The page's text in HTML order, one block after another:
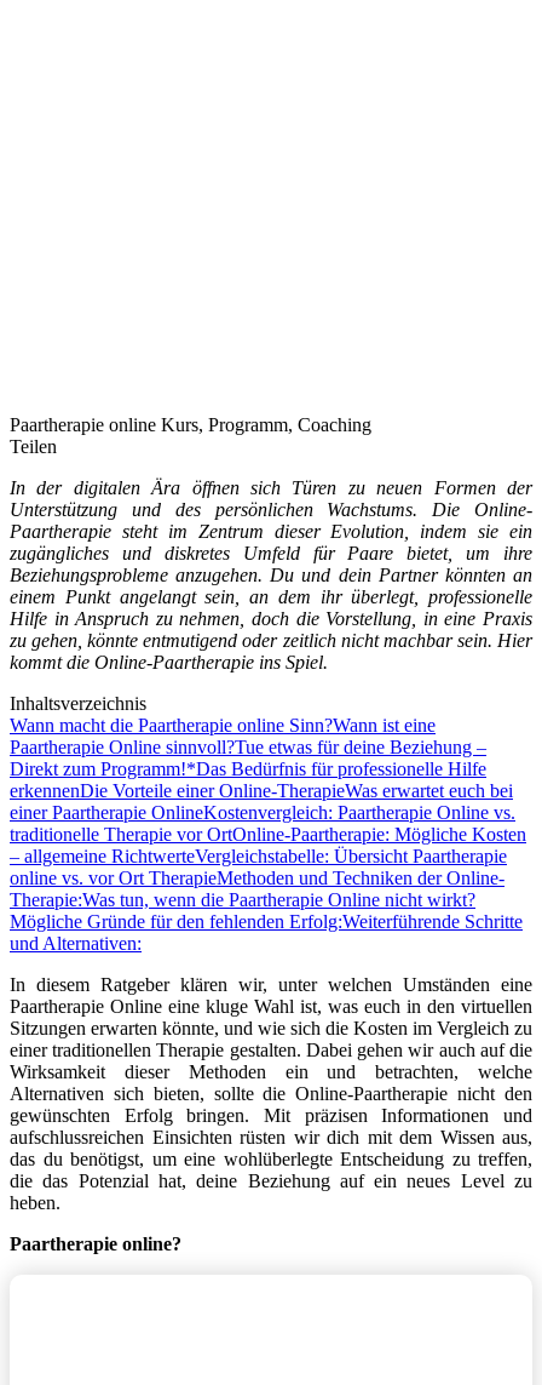
Paartherapie online Kurs, Programm, Coaching
Teilen
In der digitalen Ära öffnen sich Türen zu neuen Formen der
Unterstützung und des persönlichen Wachstums. Die Online-
Paartherapie steht im Zentrum dieser Evolution, indem sie ein
zugängliches und diskretes Umfeld für Paare bietet, um ihre
Beziehungsprobleme anzugehen. Du und dein Partner könnten an
einem Punkt angelangt sein, an dem ihr überlegt, professionelle
Hilfe in Anspruch zu nehmen, doch die Vorstellung, in eine Praxis
zu gehen, könnte entmutigend oder zeitlich nicht machbar sein. Hier
kommt die Online-Paartherapie ins Spiel.
Inhaltsverzeichnis
Wann macht die Paartherapie online Sinn?Wann ist eine
Paartherapie Online sinnvoll?Tue etwas für deine Beziehung –
Direkt zum Programm!*Das Bedürfnis für professionelle Hilfe
erkennenDie Vorteile einer Online-TherapieWas erwartet euch bei
einer Paartherapie OnlineKostenvergleich: Paartherapie Online vs.
traditionelle Therapie vor OrtOnline-Paartherapie: Mögliche Kosten
– allgemeine RichtwerteVergleichstabelle: Übersicht Paartherapie
online vs. vor Ort TherapieMethoden und Techniken der Online-
Therapie:Was tun, wenn die Paartherapie Online nicht wirkt?
Mögliche Gründe für den fehlenden Erfolg:Weiterführende Schritte
und Alternativen:
In diesem Ratgeber klären wir, unter welchen Umständen eine
Paartherapie Online eine kluge Wahl ist, was euch in den virtuellen
Sitzungen erwarten könnte, und wie sich die Kosten im Vergleich zu
einer traditionellen Therapie gestalten. Dabei gehen wir auch auf die
Wirksamkeit dieser Methoden ein und betrachten, welche
Alternativen sich bieten, sollte die Online-Paartherapie nicht den
gewünschten Erfolg bringen. Mit präzisen Informationen und
aufschlussreichen Einsichten rüsten wir dich mit dem Wissen aus,
das du benötigst, um eine wohlüberlegte Entscheidung zu treffen,
die das Potenzial hat, deine Beziehung auf ein neues Level zu
heben.
Paartherapie online?